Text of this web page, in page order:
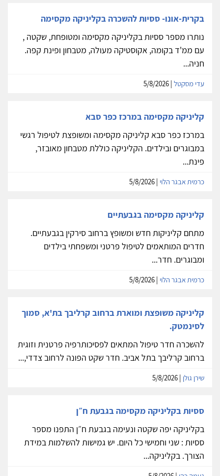
בקרית-אונו- ססיות להשכרה בקליניקה מקסימה
נותרו מספר ססיות בקליניקה מקסימה ומטופחת, שקטה ,
עם ממ'ד בקומה, אקוסטיקה מעולה, מטבחון ופינת קפה.
חניה...
עדי מסקטל
קליניקה מקסימה במרכז כפר סבא
במרכז כפר סבא קליניקה מקסימה ומשופצת לטיפול רגשי
במבוגרים ובילדים. הקליניקה כוללת מטבחון מאובזר,
פינת...
כרמית אבגר הלוי
קליניקה מקסימה בגבעתיים
מתחם קליניקות חדש ומשופץ ברחוב סירקין בגבעתיים.
חדרים המותאמים לטיפול פרטני ומשפחתי בילדים
ומבוגרים. חדר...
כרמית אבגר הלוי
קליניקה משופצת ומוארת ברחוב קרליבך בת'א, סמוך
לסינמטק.
להשכרה חדר טיפול המתאים לפסיכותרפיה פרטנית וזוגית
ברחוב קרליבך בתל אביב. חדר שקט הפונה לרחוב צדדי,...
שירן גולן
ססיות בקליניקה מקסימה בגבעת ח״ן
בקליניקה יפה שקטה ונעימה בגבעת ח״ן התפנו מספר
ססיות : שני וחמישי כל היום. יש גמישות להשלמות במידת
הצורך. בקליניקה...